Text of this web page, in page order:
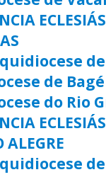
de Bagé
do Rio
ALEGRE